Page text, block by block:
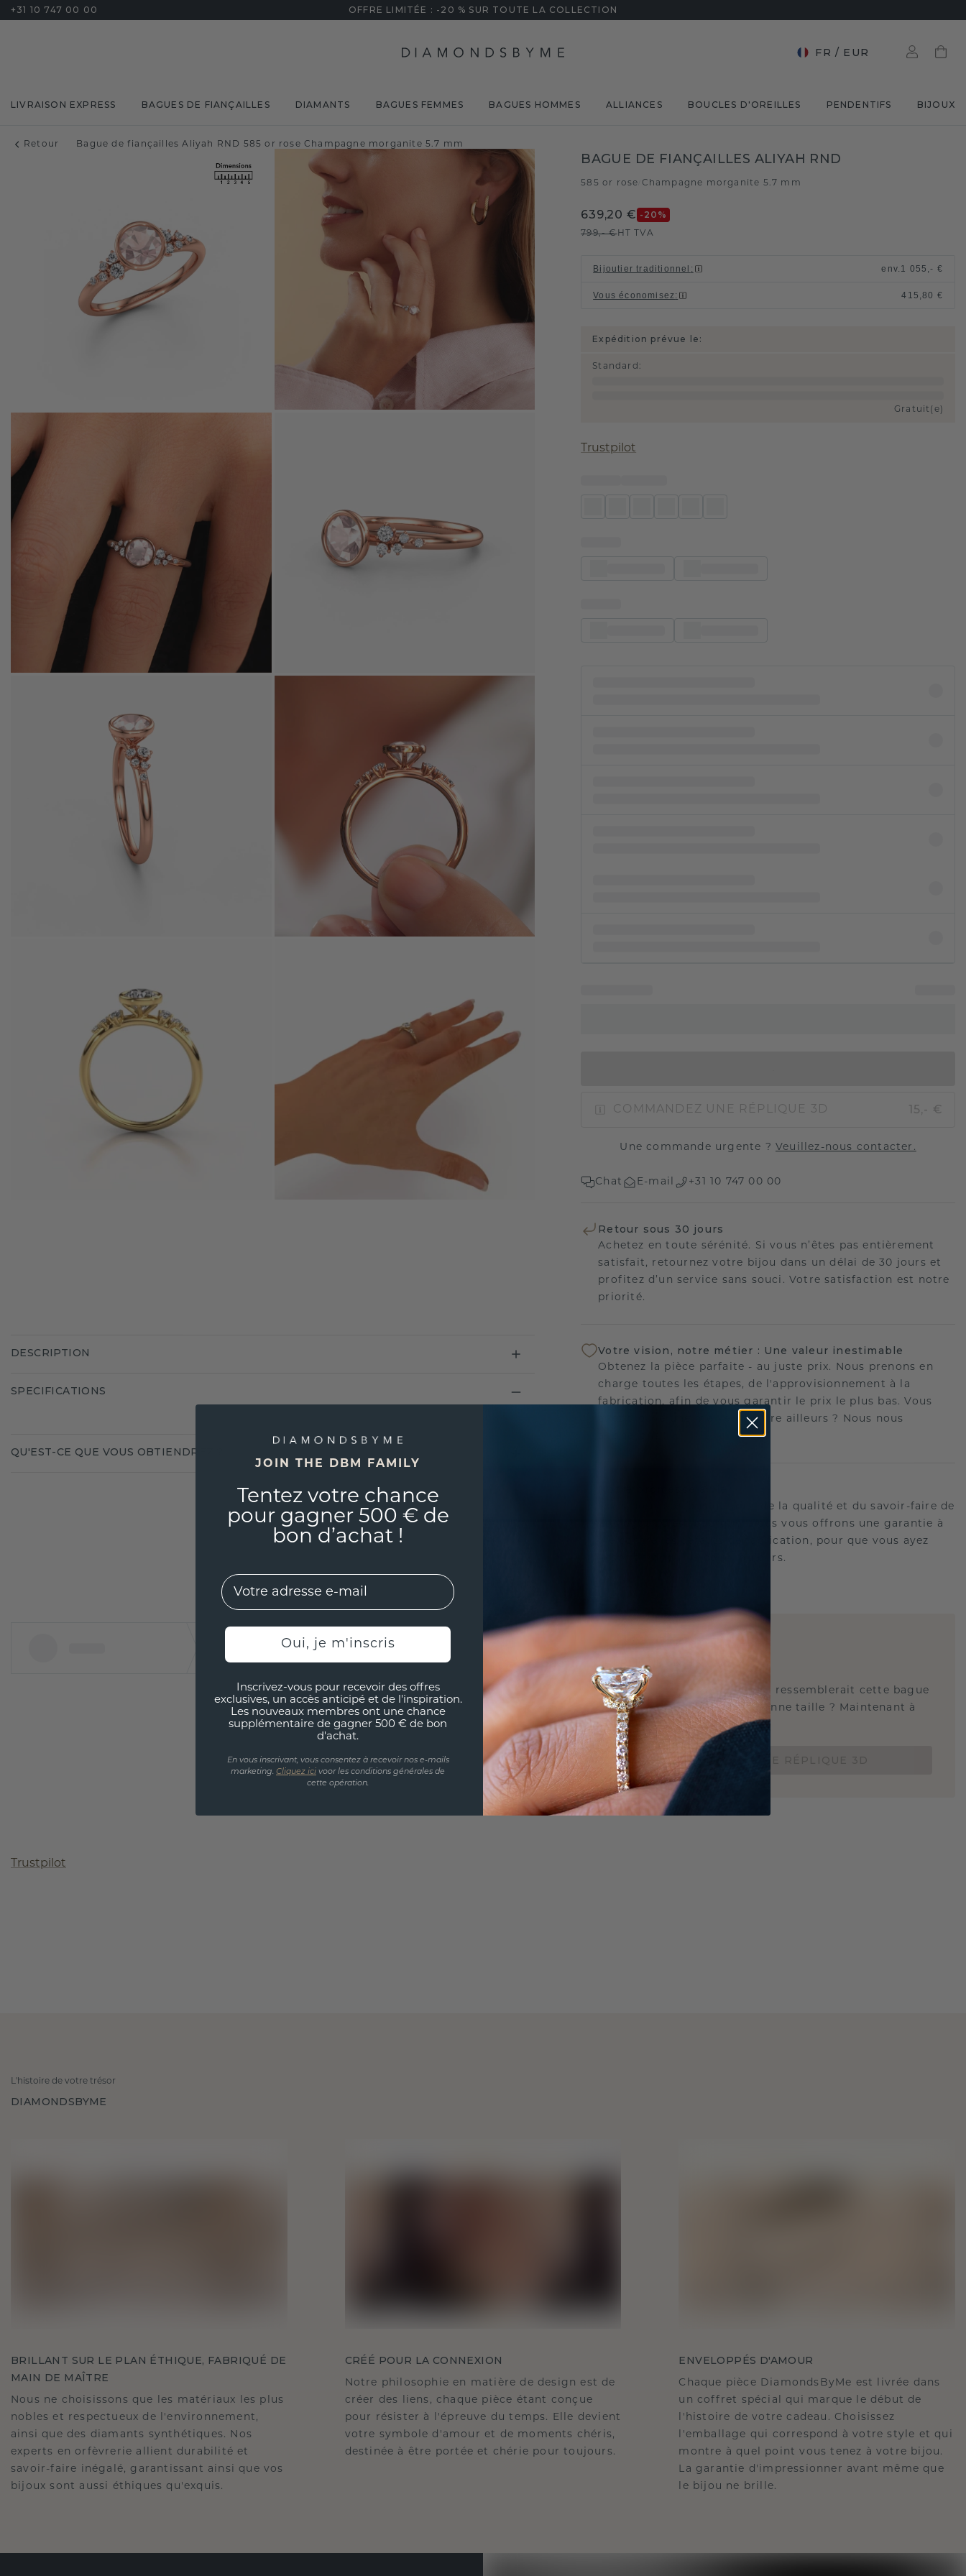
+31 10 747 00 00 OFFRE LIMITÉE : -20 % SUR TOUTE LA COLLECTION
FR / EUR
LIVRAISON EXPRESS BAGUES DE FIANÇAILLES DIAMANTS BAGUES FEMMES BAGUES HOMMES ALLIANCES BOUCLES D'OREILLES PENDENTIFS BIJOUX
Retour Bague de fiançailles Aliyah RND 585 or rose Champagne morganite 5.7 mm
BAGUE DE FIANÇAILLES ALIYAH RND
585 or rose Champagne morganite 5.7 mm
639,20 € -20 %
799,- €HT TVA
Bijoutier traditionnel : env. 1 055,- €
Vous économisez: 415,80 €
Expédition prévue le:
Standard :
Gratuit(e)
Trustpilot
COMMANDEZ UNE RÉPLIQUE 3D 15,- €
Une commande urgente ? Veuillez-nous contacter.
Chat E-mail +31 10 747 00 00
Retour sous 30 jours
Achetez en toute sérénité. Si vous n’êtes pas entièrement
satisfait, retournez votre bijou dans un délai de 30 jours et
profitez d’un service sans souci. Votre satisfaction est notre
priorité.
Votre vision, notre métier : Une valeur inestimable
Obtenez la pièce parfaite - au juste prix. Nous prenons en
charge toutes les étapes, de l'approvisionnement à la
fabrication, afin de vous garantir le prix le plus bas. Vous
avez trouvé une meilleure offre ailleurs ? Nous nous
Nous nous portons garants de la qualité et du savoir-faire de
nos bijoux.C'est pourquoi nous vous offrons une garantie à
vie contre les défauts de fabrication, pour que vous ayez
l'esprit tranquille pour toujours.
RÉPLIQUE 3D
Souhaitez-vous savoir à quoi ressemblerait cette bague
sur vous et si elle est à la bonne taille ? Maintenant à
partir de 15 €.
COMMANDEZ UNE RÉPLIQUE 3D
DESCRIPTION
SPECIFICATIONS
QU'EST-CE QUE VOUS OBTIENDREZ ?
Trustpilot
L'histoire de votre trésor
DIAMONDSBYME
BRILLANT SUR LE PLAN ÉTHIQUE, FABRIQUÉ DE
MAIN DE MAÎTRE
Nous ne choisissons que les matériaux les plus
nobles et respectueux de l'environnement,
ainsi que des diamants synthétiques. Nos
experts en orfèvrerie allient durabilité et
savoir-faire inégalé, garantissant ainsi que vos
bijoux sont aussi éthiques qu'exquis.
CRÉÉ POUR LA CONNEXION
Notre philosophie en matière de design est de
créer des liens, chaque pièce étant conçue
pour résister à l'épreuve du temps. Elle devient
votre symbole d'amour et de moments chéris,
destinée à être portée et chérie pour toujours.
ENVELOPPÉS D'AMOUR
Chaque pièce DiamondsByMe est livrée dans
un coffret spécial qui marque le début de
l'histoire de votre cadeau. Choisissez
l'emballage qui correspond à votre style et qui
montre à quel point vous tenez à votre bijou.
La garantie d'impressionner avant même que
le bijou ne brille.
JOIN THE DBM FAMILY
Tentez votre chance
pour gagner 500 € de
bon d’achat !
EMail
Oui, je m'inscris
Inscrivez-vous pour recevoir des offres
exclusives, un accès anticipé et de l'inspiration.
Les nouveaux membres ont une chance
supplémentaire de gagner 500 € de bon
d'achat.
En vous inscrivant, vous consentez à recevoir nos e-mails
marketing. Cliquez ici voor les conditions générales de
cette opération.